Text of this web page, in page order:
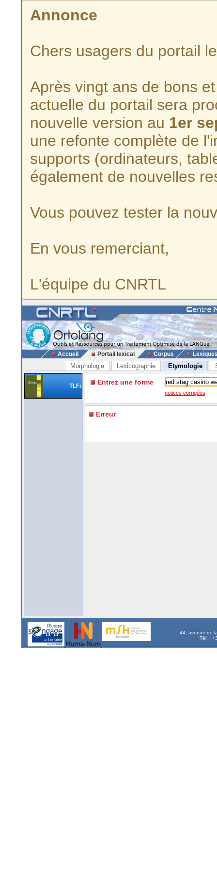
Annonce
Chers usagers du portail
Après vingt ans de bons
actuelle du portail sera
nouvelle version au 1er
une refonte complète de
supports (ordinateurs,
également de nouvelles
Vous pouvez tester la
En vous remerciant,
L'équipe du CNRTL
Accueil Portail lexical Corpus
Morphologie Lexicographie Etymologie
TLFi Entrez une forme
notices corrigées
Erreur
44, avenue de
Tél. :